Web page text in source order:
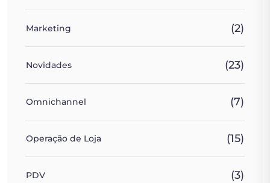
Marketing (2)
Novidades (23)
Omnichannel (7)
Operação de Loja (15)
PDV (3)